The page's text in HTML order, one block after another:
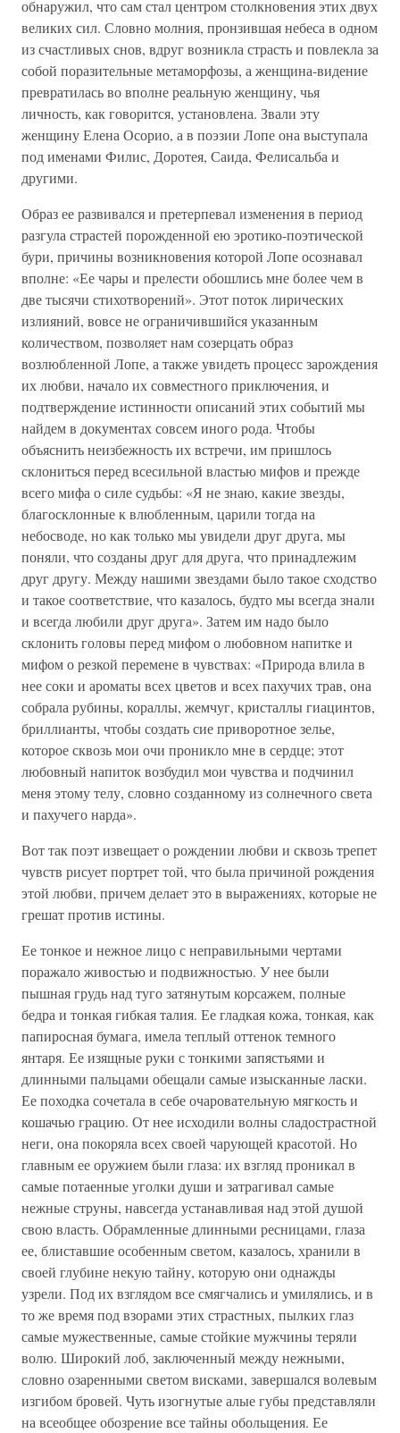
обнаружил, что сам стал центром столкновения этих двух
великих сил. Словно молния, пронзившая небеса в одном
из счастливых снов, вдруг возникла страсть и повлекла за
собой поразительные метаморфозы, а женщина-видение
превратилась во вполне реальную женщину, чья
личность, как говорится, установлена. Звали эту
женщину Елена Осорио, а в поэзии Лопе она выступала
под именами Филис, Доротея, Саида, Фелисальба и
другими.
Образ ее развивался и претерпевал изменения в период
разгула страстей порожденной ею эротико-поэтической
бури, причины возникновения которой Лопе осознавал
вполне: «Ее чары и прелести обошлись мне более чем в
две тысячи стихотворений». Этот поток лирических
излияний, вовсе не ограничившийся указанным
количеством, позволяет нам созерцать образ
возлюбленной Лопе, а также увидеть процесс зарождения
их любви, начало их совместного приключения, и
подтверждение истинности описаний этих событий мы
найдем в документах совсем иного рода. Чтобы
объяснить неизбежность их встречи, им пришлось
склониться перед всесильной властью мифов и прежде
всего мифа о силе судьбы: «Я не знаю, какие звезды,
благосклонные к влюбленным, царили тогда на
небосводе, но как только мы увидели друг друга, мы
поняли, что созданы друг для друга, что принадлежим
друг другу. Между нашими звездами было такое сходство
и такое соответствие, что казалось, будто мы всегда знали
и всегда любили друг друга». Затем им надо было
склонить головы перед мифом о любовном напитке и
мифом о резкой перемене в чувствах: «Природа влила в
нее соки и ароматы всех цветов и всех пахучих трав, она
собрала рубины, кораллы, жемчуг, кристаллы гиацинтов,
бриллианты, чтобы создать сие приворотное зелье,
которое сквозь мои очи проникло мне в сердце; этот
любовный напиток возбудил мои чувства и подчинил
меня этому телу, словно созданному из солнечного света
и пахучего нарда».
Вот так поэт извещает о рождении любви и сквозь трепет
чувств рисует портрет той, что была причиной рождения
этой любви, причем делает это в выражениях, которые не
грешат против истины.
Ее тонкое и нежное лицо с неправильными чертами
поражало живостью и подвижностью. У нее были
пышная грудь над туго затянутым корсажем, полные
бедра и тонкая гибкая талия. Ее гладкая кожа, тонкая, как
папиросная бумага, имела теплый оттенок темного
янтаря. Ее изящные руки с тонкими запястьями и
длинными пальцами обещали самые изысканные ласки.
Ее походка сочетала в себе очаровательную мягкость и
кошачью грацию. От нее исходили волны сладострастной
неги, она покоряла всех своей чарующей красотой. Но
главным ее оружием были глаза: их взгляд проникал в
самые потаенные уголки души и затрагивал самые
нежные струны, навсегда устанавливая над этой душой
свою власть. Обрамленные длинными ресницами, глаза
ее, блиставшие особенным светом, казалось, хранили в
своей глубине некую тайну, которую они однажды
узрели. Под их взглядом все смягчались и умилялись, и в
то же время под взорами этих страстных, пылких глаз
самые мужественные, самые стойкие мужчины теряли
волю. Широкий лоб, заключенный между нежными,
словно озаренными светом висками, завершался волевым
изгибом бровей. Чуть изогнутые алые губы представляли
на всеобщее обозрение все тайны обольщения. Ее